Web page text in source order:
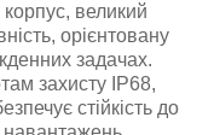
великий
орієнтовану
задачах.
захисту IP68,
стійкість до